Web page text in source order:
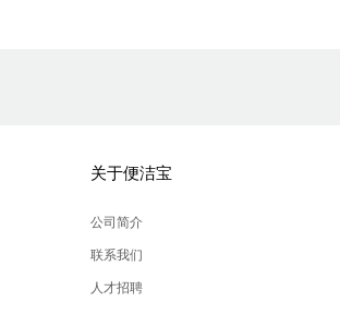
关于便洁宝
公司简介
联系我们
人才招聘